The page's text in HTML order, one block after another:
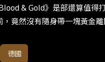
& Gold》是部還算值得
竟然沒有隨身帶一塊黃金
德國